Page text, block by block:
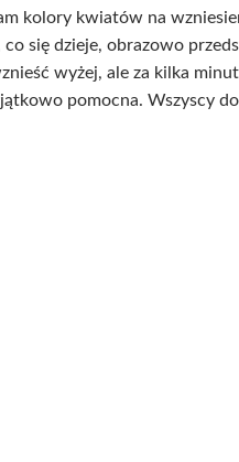
kolory kwiatów na
co się dzieje, obrazowo
wyżej, ale za kilka
pomocna. Wszyscy